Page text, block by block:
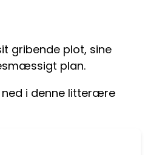
gribende plot, sine
plan.
ned i denne litterære